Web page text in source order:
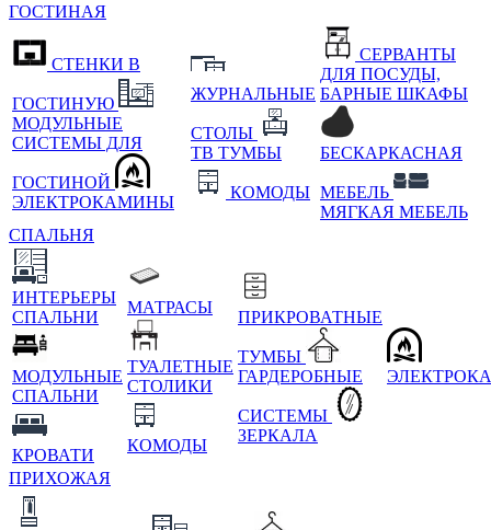
ГОСТИНАЯ
СТЕНКИ В
ГОСТИНУЮ
МОДУЛЬНЫЕ
СИСТЕМЫ ДЛЯ
ГОСТИНОЙ
ЭЛЕКТРОКАМИНЫ
ЖУРНАЛЬНЫЕ
СТОЛЫ
ТВ ТУМБЫ
КОМОДЫ
СЕРВАНТЫ
ДЛЯ ПОСУДЫ,
БАРНЫЕ ШКАФЫ
БЕСКАРКАСНАЯ
МЕБЕЛЬ
МЯГКАЯ МЕБЕЛЬ
СПАЛЬНЯ
ИНТЕРЬЕРЫ
СПАЛЬНИ
МОДУЛЬНЫЕ
СПАЛЬНИ
КРОВАТИ
МАТРАСЫ
ТУАЛЕТНЫЕ
СТОЛИКИ
КОМОДЫ
ПРИКРОВАТНЫЕ
ТУМБЫ
ГАРДЕРОБНЫЕ
СИСТЕМЫ
ЗЕРКАЛА
ПРИХОЖАЯ